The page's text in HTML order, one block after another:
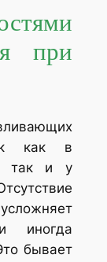
при
как в
так и у
иногда
бывает